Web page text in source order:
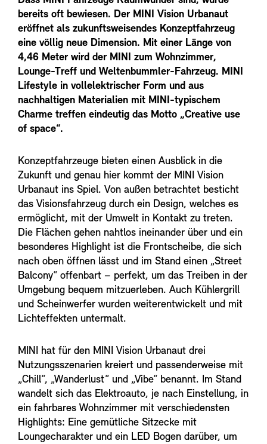
bereits oft bewiesen. Der MINI Vision Urbanaut
eröffnet als zukunftsweisendes Konzeptfahrzeug
eine völlig neue Dimension. Mit einer Länge von
4,46 Meter wird der MINI zum Wohnzimmer,
Lounge-Treff und Weltenbummler-Fahrzeug. MINI
Lifestyle in vollelektrischer Form und aus
nachhaltigen Materialien mit MINI-typischem
Charme treffen eindeutig das Motto „Creative use
of space“.
Konzeptfahrzeuge bieten einen Ausblick in die
Zukunft und genau hier kommt der MINI Vision
Urbanaut ins Spiel. Von außen betrachtet besticht
das Visionsfahrzeug durch ein Design, welches es
ermöglicht, mit der Umwelt in Kontakt zu treten.
Die Flächen gehen nahtlos ineinander über und ein
besonderes Highlight ist die Frontscheibe, die sich
nach oben öffnen lässt und im Stand einen „Street
Balcony“ offenbart – perfekt, um das Treiben in der
Umgebung bequem mitzuerleben. Auch Kühlergrill
und Scheinwerfer wurden weiterentwickelt und mit
Lichteffekten untermalt.
MINI hat für den MINI Vision Urbanaut drei
Nutzungsszenarien kreiert und passenderweise mit
„Chill“, „Wanderlust“ und „Vibe“ benannt. Im Stand
wandelt sich das Elektroauto, je nach Einstellung, in
ein fahrbares Wohnzimmer mit verschiedensten
Highlights: Eine gemütliche Sitzecke mit
Loungecharakter und ein LED Bogen darüber, um